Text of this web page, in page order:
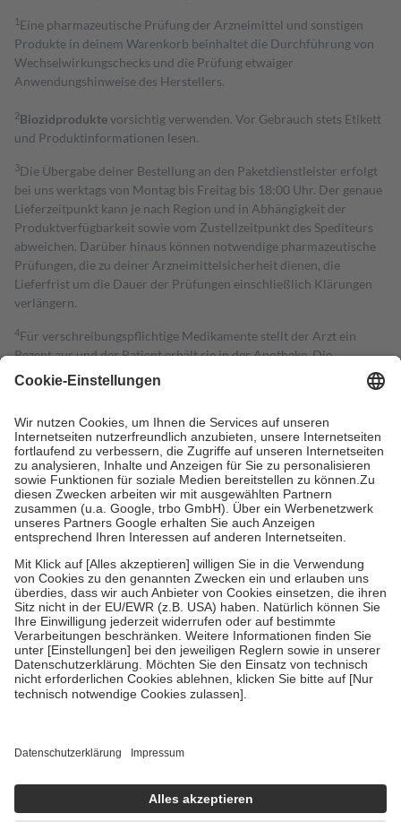
1 Eine pharmazeutische Prüfung der Arzneimittel und sonstigen
Produkte in deinem Warenkorb beinhaltet die Durchführung von
Wechselwirkungschecks und die Prüfung etwaiger
Anwendungshinweise des Herstellers.
2Biozidproduktevorsichtig verwenden. Vor Gebrauch stets Etikett
und Produktinformationen lesen.
3Die Übergabe deiner Bestellung an den Paketdienstleister erfolgt
bei uns werktags von Montag bis Freitag bis 18:00 Uhr. Der genaue
Lieferzeitpunkt kann je nach Region und in Abhängigkeit der
Produktverfügbarkeit sowie vom Zustellzeitpunkt des Spediteurs
abweichen. Darüber hinaus können notwendige pharmazeutische
Prüfungen, die zu deiner Arzneimittelsicherheit dienen, die
Lieferfrist um die Dauer der Prüfungen einschließlich Klärungen
verlängern.
4Für verschreibungspflichtige Medikamente stellt der Arzt ein
Rezept aus und der Patient erhält sie in der Apotheke. Die
gesetzliche Krankenversicherung übernimmt in der Regel die
Kosten dafür, der Versicherte trägt einen Teil davon als Zuzahlung
Grundsätzlich leisten Mitglieder Zuzahlungen in Höhe von zehn
Prozent des Abgabepreises,mindestens jedochfünf Euround
höchstens zehn Euro.Es sind jedoch nie mehr als die tatsächlichen
Kosten der Leistung zu entrichten.
Diese Regeln gelten grundsätzlich auch für Online-Apotheken.
Bei Heilmitteln und häuslicher Krankenpflege beträgt die
Zuzahlung zehn Prozent der Kosten sowie zehn Euro je
Verordnung.
Um das Engagement der Versicherten für ihre eigene Gesundheit zu
stärken und die besondere Stellung der Familie zu unterstützen,
fallenkeine Zuzahlungenan bei:
• Kindern und Jugendlichen bis zum vollendeten 18. Lebensjahr
mit Ausnahme der Fahrkosten
• Untersuchungen zur Vorsorge und Früherkennung, die von der
GKV getragen werden
Einholung von Bewertungen. Trusted Shops hat Maßnahmen
getroffen, um sicherzustellen, dass es sich um echte Bewertungen